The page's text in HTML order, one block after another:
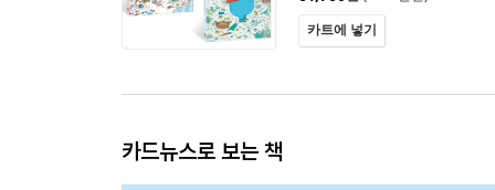
카트에 넣기
카드뉴스로 보는 책